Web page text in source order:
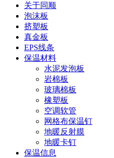
关于同顺
泡沫板
挤塑板
真金板
EPS线条
保温材料
水泥发泡板
岩棉板
玻璃棉板
橡塑板
空调软管
网格布保温钉
地暖反射膜
地暖卡钉
保温信息